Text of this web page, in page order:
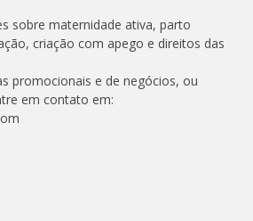
sobre maternidade ativa, parto
criação com apego e direitos das
promocionais e de negócios, ou
em contato em: